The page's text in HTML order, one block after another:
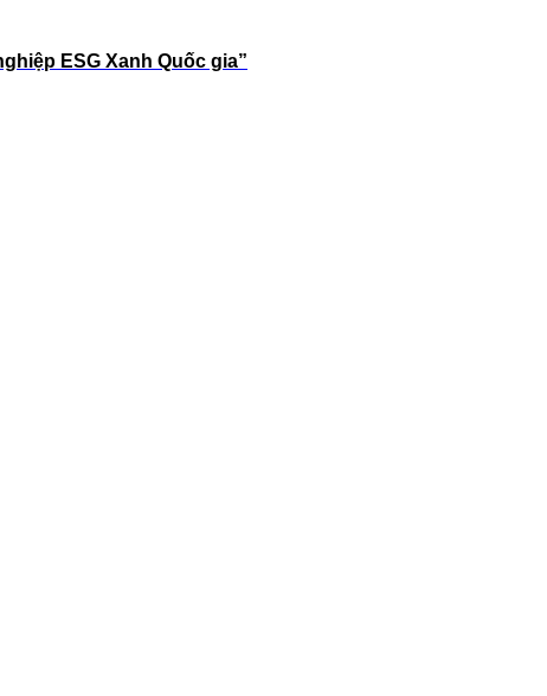
ESG Xanh Quốc gia”